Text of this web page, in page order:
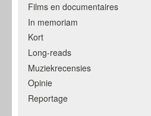
Films en documentaires
In memoriam
Kort
Long-reads
Muziekrecensies
Opinie
Reportage